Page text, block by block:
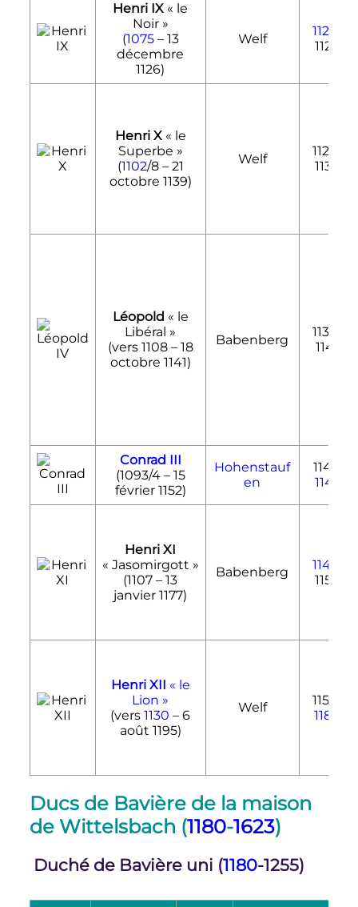
Henri IX « le
Noir »
(1075– 13
décembre
1126)
Welf
1120
1126
Henri X« le
Superbe »
(1102/8 – 21
octobre 1139)
Welf
1126-
1139
Léopold « le
Libéral »
(vers 1108 – 18
octobre 1141)
Babenberg
1139-
1141
Conrad III
(1093/4 – 15
février 1152)
Hohenstauf
en
1141-
1143
Henri XI
« Jasomirgott »
(1107 –13
janvier 1177)
Babenberg 1143
1156
Henri XII « le
Lion »
(vers1130 –6
août 1195)
Welf
1156-
1180
Ducs de Bavière de la maison
de Wittelsbach (1180-1623)
Duché de Bavière uni (1180-1255)